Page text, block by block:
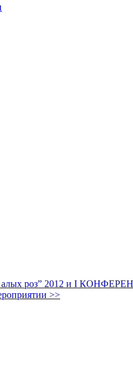
роз” 2012 и I
>>